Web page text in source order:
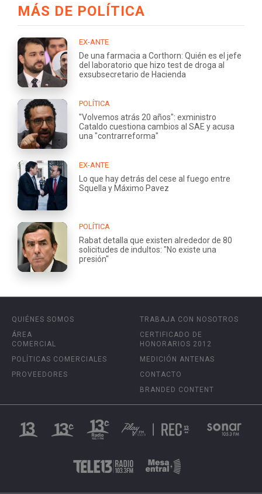
MÁS DE POLÍTICA
EX-ANTE
De una farmacia a Corthorn: Quién es el jefe
del laboratorio que hizo test de droga al
exsubsecretario de Hacienda
POLÍTICA
"Volvemos atrás 20 años": exministro
Cataldo cuestiona cambios al SAE y acusa
una "contrarreforma"
EX-ANTE
Lo que hay detrás del cese al fuego entre
Squella y Máximo Pavez
POLÍTICA
Rabat detalla que existen alrededor de 80
solicitudes de indultos: "No existe una
presión"
QUIÉNES SOMOS
ÁREA
COMERCIAL
POLÍTICAS COMERCIALES
PROVEEDORES
TRABAJA CON NOSOTROS
CERTIFICADO DE
HONORARIOS 2012
MEDICIÓN ANTENAS
CONTACTO
BRANDED CONTENT